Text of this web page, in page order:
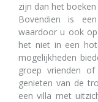
zijn dan het
Bovendien is
waardoor u ook
het niet in een
mogelijkheden
groep vrienden
genieten van de
een villa met